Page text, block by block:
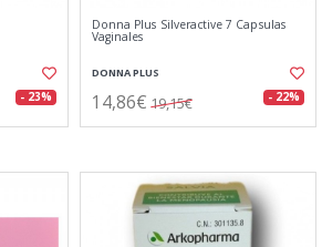
- 23%
Donna Plus Silveractive 7 Capsulas
Vaginales
DONNA PLUS
14,86€ 19,15€ - 22%